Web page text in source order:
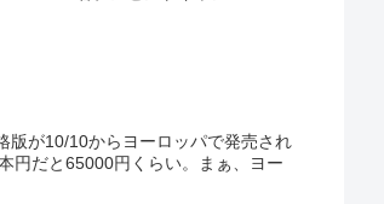
版が10/10からヨーロッパで発売され
円だと65000円くらい。まぁ、ヨー